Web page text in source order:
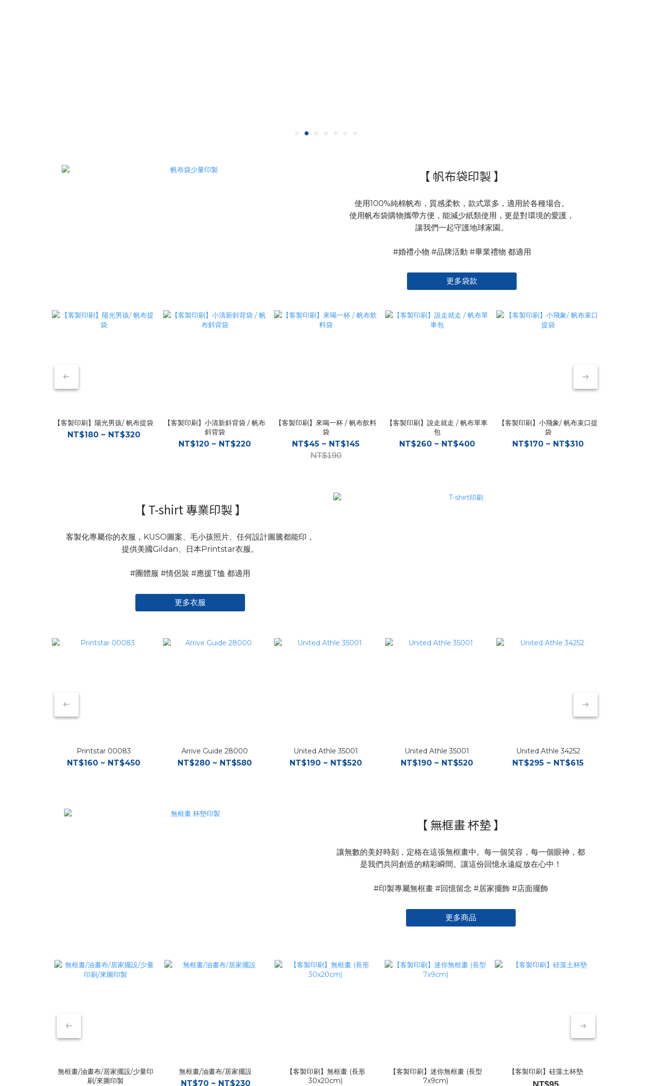
【 帆布袋印製 】
使用100%純棉帆布，質感柔軟，款式眾多，適用於各種場合。
使用帆布袋購物攜帶方便，能減少紙類使用，更是對環境的愛護，
讓我們一起守護地球家園。
#婚禮小物 #品牌活動 #畢業禮物 都適用
更多袋款
【客製印刷】陽光男孩/ 帆布提袋
NT$180 ~ NT$320
【客製印刷】小清新斜背袋 / 帆布
斜背袋
NT$120 ~ NT$220
【客製印刷】來喝一杯 / 帆布飲料
袋
NT$45 ~ NT$145
NT$190
【客製印刷】說走就走 / 帆布單車
包
NT$260 ~ NT$400
【客製印刷】小飛象/ 帆布束口提
袋
NT$170 ~ NT$310
【 T-shirt 專業印製 】
客製化專屬你的衣服，KUSO圖案、毛小孩照片、任何設計圖騰都能印，
提供美國Gildan、日本Printstar衣服。
#團體服 #情侶裝 #應援T恤 都適用
更多衣服
Printstar 00083
NT$160 ~ NT$450
Arrive Guide 28000
NT$280 ~ NT$580
United Athle 35001
NT$190 ~ NT$520
United Athle 35001
NT$190 ~ NT$520
United Athle 34252
NT$295 ~ NT$615
【 無框畫 杯墊 】
讓無數的美好時刻，定格在這張無框畫中。每一個笑容，每一個眼神，都
是我們共同創造的精彩瞬間。讓這份回憶永遠綻放在心中！
#印製專屬無框畫 #回憶留念 #居家擺飾 #店面擺飾
更多商品
無框畫/油畫布/居家擺設/少量印
刷/來圖印製
無框畫/油畫布/居家擺設
NT$70 ~ NT$230
【客製印刷】無框畫 (長形
30x20cm)
【客製印刷】迷你無框畫 (長型
7x9cm)
【客製印刷】硅藻土杯墊
NT$95